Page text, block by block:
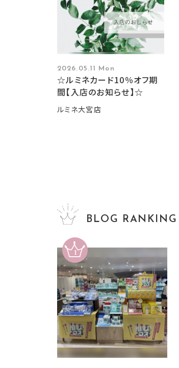
2026.05.11 Mon
☆ルミネカード10％オフ期
間【入店のお知らせ】☆
ルミネ大宮店
BLOG RANKING